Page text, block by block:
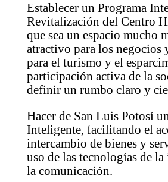
Establecer un Programa
Revitalización del Centro
que sea un espacio mucho
atractivo para los negocios
para el turismo y el
participación activa de la
definir un rumbo claro y
Hacer de San Luis Potosí
Inteligente, facilitando el
intercambio de bienes y
uso de las tecnologías de
la comunicación.